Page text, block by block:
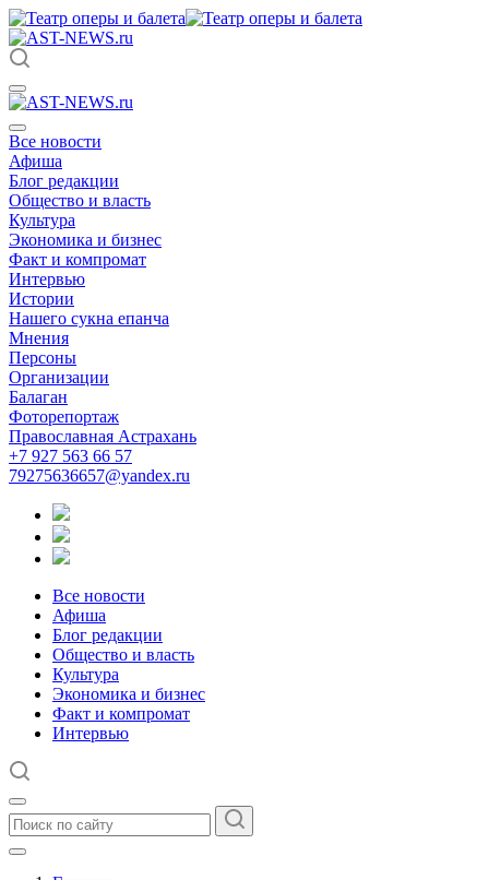
Все новости
Афиша
Блог редакции
Общество и власть
Культура
Экономика и бизнес
Факт и компромат
Интервью
Истории
Нашего сукна епанча
Мнения
Персоны
Организации
Балаган
Фоторепортаж
Православная Астрахань
+7 927 563 66 57
79275636657@yandex.ru
Все новости
Афиша
Блог редакции
Общество и власть
Культура
Экономика и бизнес
Факт и компромат
Интервью